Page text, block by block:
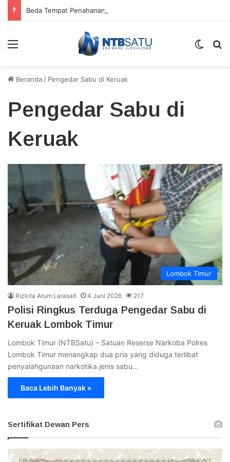
Menu
Beranda / Pengedar Sabu di Keruak
Pengedar Sabu di
Keruak
Lombok Timur
Rizkita Arum Larasati 4 Juni 2026 217
Polisi Ringkus Terduga Pengedar Sabu di
Keruak Lombok Timur
Lombok Timur (NTBSatu) – Satuan Reserse Narkoba Polres
Lombok Timur menangkap dua pria yang diduga terlibat
penyalahgunaan narkotika jenis sabu…
Baca Lebih Banyak »
Sertifikat Dewan Pers